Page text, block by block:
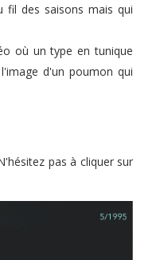
des saisons mais qui
où un type en tunique
d'un poumon qui
pas à cliquer sur